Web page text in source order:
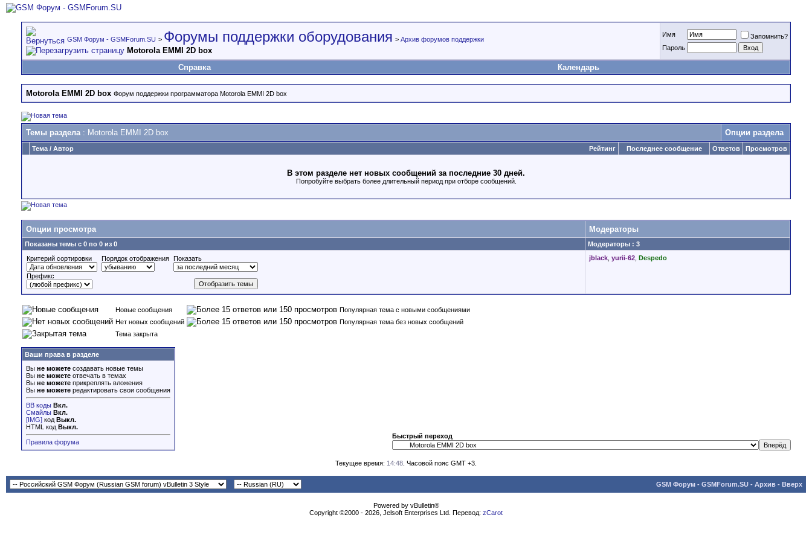
GSM Форум - GSMForum.SU > Форумы поддержки оборудования > Архив форумов поддержки
Motorola EMMI 2D box
Имя
Запомнить?
Пароль
Справка Календарь
Motorola EMMI 2D box Форум поддержки программатора Motorola EMMI 2D box
Темы раздела: Motorola EMMI 2D box Опции раздела
Рейтинг
Тема / Автор Последнее сообщение Ответов Просмотров
В этом разделе нет новых сообщений за последние 30 дней.
Попробуйте выбрать более длительный период при отборе сообщений.
Опции просмотра Модераторы
Показаны темы с 0 по 0 из 0
Модераторы : 3
Критерий сортировки
Порядок отображения Показать
Префикс
jblack yurii-62 Despedo
Новые сообщения
Популярная тема с новыми сообщениями
Нет новых сообщений
Популярная тема без новых сообщений
Тема закрыта
Ваши права в разделе
Вы не можете создавать новые темы
Вы не можете отвечать в темах
Вы не можете прикреплять вложения
Вы не можете редактировать свои сообщения
BB коды Вкл.
Смайлы Вкл.
[IMG] код Выкл.
HTML код Выкл.
Правила форума
Быстрый переход
Текущее время: 14:48 . Часовой пояс GMT +3.
GSM Форум - GSMForum.SU - Архив - Вверх
Powered by vBulletin®
Copyright ©2000 - 2026, Jelsoft Enterprises Ltd. Перевод: zCarot